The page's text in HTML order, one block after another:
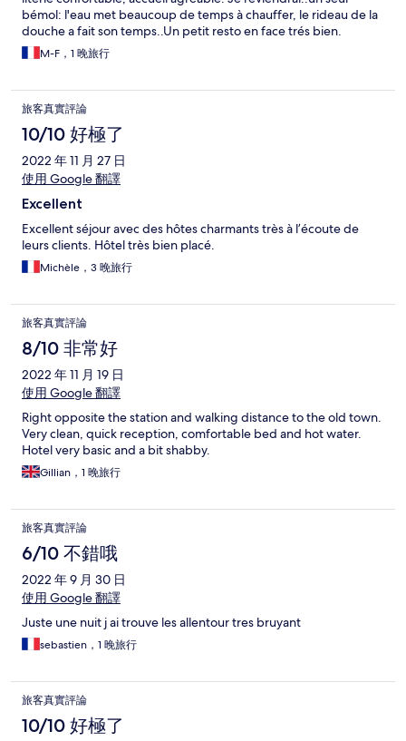
bémol: l'eau met beaucoup de temps à chauffer, le rideau de la
douche a fait son temps..Un petit resto en face trés bien.
M-F，1 晚旅行
旅客真實評論
10/10 好極了
2022 年 11 月 27 日
使用 Google 翻譯
Excellent
Excellent séjour avec des hôtes charmants très à l’écoute de
leurs clients. Hôtel très bien placé.
Michèle，3 晚旅行
旅客真實評論
8/10 非常好
2022 年 11 月 19 日
使用 Google 翻譯
Right opposite the station and walking distance to the old town.
Very clean, quick reception, comfortable bed and hot water.
Hotel very basic and a bit shabby.
Gillian，1 晚旅行
旅客真實評論
6/10 不錯哦
2022 年 9 月 30 日
使用 Google 翻譯
Juste une nuit j ai trouve les allentour tres bruyant
sebastien，1 晚旅行
旅客真實評論
10/10 好極了